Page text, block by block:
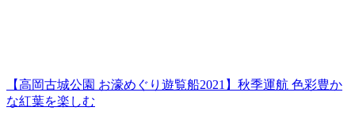
【高岡古城公園 お濠めぐり遊覧船2021】秋季運航 色彩豊か
な紅葉を楽しむ